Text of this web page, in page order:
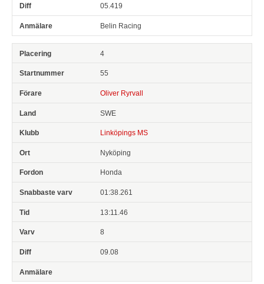
05.419
Belin Racing
4
55
Oliver Ryrvall
SWE
Linköpings MS
Nyköping
Honda
01:38.261
13:11.46
8
09.08